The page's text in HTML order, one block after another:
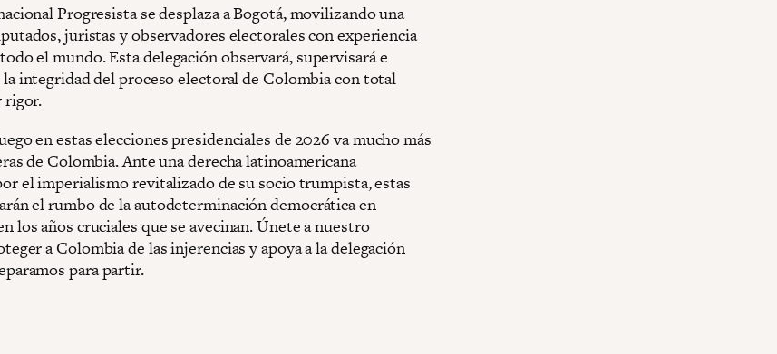
Progresista se desplaza a Bogotá, movilizando una
juristas y observadores electorales con experiencia
el mundo. Esta delegación observará, supervisará e
integridad del proceso electoral de Colombia con total
rigor.
en estas elecciones presidenciales de 2026 va mucho más
de Colombia. Ante una derecha latinoamericana
el imperialismo revitalizado de su socio trumpista, estas
el rumbo de la autodeterminación democrática en
los años cruciales que se avecinan. Únete a nuestro
a Colombia de las injerencias y apoya a la delegación
para partir.